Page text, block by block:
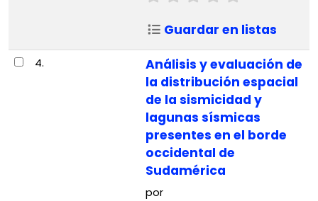
Guardar en listas
4.
Análisis y evaluación de
la distribución espacial
de la sismicidad y
lagunas sísmicas
presentes en el borde
occidental de
Sudamérica
por